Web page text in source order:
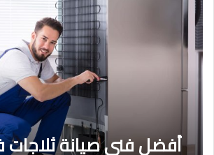
أفضل فنى صيانة ثلاجات